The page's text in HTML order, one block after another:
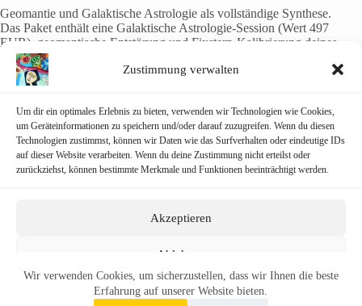
Zustimmung verwalten
Um dir ein optimales Erlebnis zu bieten, verwenden wir Technologien wie Cookies,
um Geräteinformationen zu speichern und/oder darauf zuzugreifen. Wenn du diesen
Technologien zustimmst, können wir Daten wie das Surfverhalten oder eindeutige IDs
auf dieser Website verarbeiten. Wenn du deine Zustimmung nicht erteilst oder
zurückziehst, können bestimmte Merkmale und Funktionen beeinträchtigt werden.
Akzeptieren
Ablehnen
Einstellungen ansehen
Wir verwenden Cookies, um sicherzustellen, dass wir Ihnen die beste
Erfahrung auf unserer Website bieten.
Geomantie und Galaktische Astrologie als vollständige Synthese.
Das Paket enthält eine Galaktische Astrologie-Session (Wert 497
EUR), geomantische Entstörung und Fixstern-Kalibrierung deines
Raumes, zwei Wochen Monitoring und Feinkalibrierung, sowie ein
abschließendes 30-minütiges Abschlussgespräch.
Wohnung ★ab 1.797 EUR
Einfamilienhaus mit Grundstück★ ab 2.197 EUR
Gewerbliche Räume★auf Anfrage
Geomantie anfragen